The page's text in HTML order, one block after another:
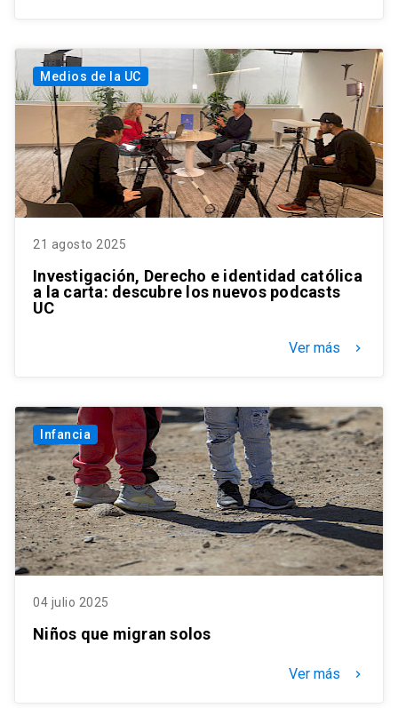
Medios de la UC
21 agosto 2025
Investigación, Derecho e identidad católica
a la carta: descubre los nuevos podcasts
UC
Ver más keyboard_arrow_right
Infancia
04 julio 2025
Niños que migran solos
Ver más keyboard_arrow_right